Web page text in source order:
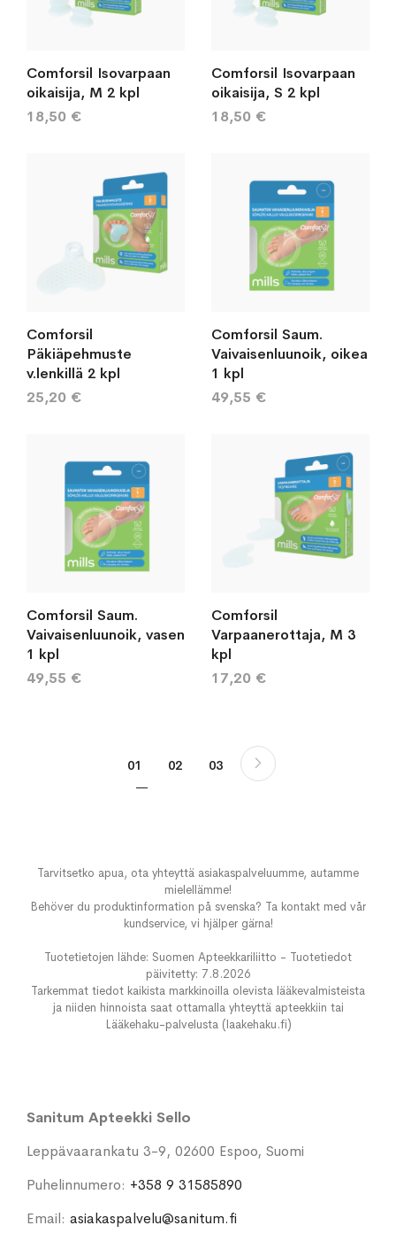
Comforsil Isovarpaan
oikaisija, M 2 kpl
18,50 €
Comforsil Isovarpaan
oikaisija, S 2 kpl
18,50 €
Comforsil
Päkiäpehmuste
v.lenkillä 2 kpl
25,20 €
Comforsil Saum.
Vaivaisenluunoik, oikea
1 kpl
49,55 €
Comforsil Saum.
Vaivaisenluunoik, vasen
1 kpl
49,55 €
Comforsil
Varpaanerottaja, M 3
kpl
17,20 €
You're currently reading page
01 Sivu
02 Sivu
03 Sivu
Seuraava
Tarvitsetko apua, ota yhteyttä asiakaspalveluumme, autamme
mielellämme!
Behöver du produktinformation på svenska? Ta kontakt med vår
kundservice, vi hjälper gärna!
Tuotetietojen lähde: Suomen Apteekkariliitto - Tuotetiedot
päivitetty: 7.8.2026
Tarkemmat tiedot kaikista markkinoilla olevista lääkevalmisteista
ja niiden hinnoista saat ottamalla yhteyttä apteekkiin tai
Lääkehaku-palvelusta (laakehaku.fi)
Sanitum Apteekki Sello
Leppävaarankatu 3-9, 02600 Espoo, Suomi
Puhelinnumero: +358 9 31585890
Email: asiakaspalvelu@sanitum.fi